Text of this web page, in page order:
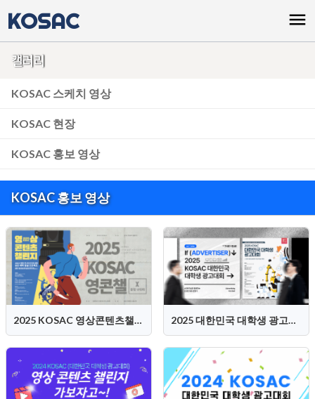
KOSAC menu
갤러리
KOSAC 스케치 영상
KOSAC 현장
KOSAC 홍보 영상
KOSAC 홍보 영상
2025 KOSAC 영상콘텐츠챌린지 홍보영상 2025 대한민국 대학생 광고대회 (KOSAC) 홍보영상